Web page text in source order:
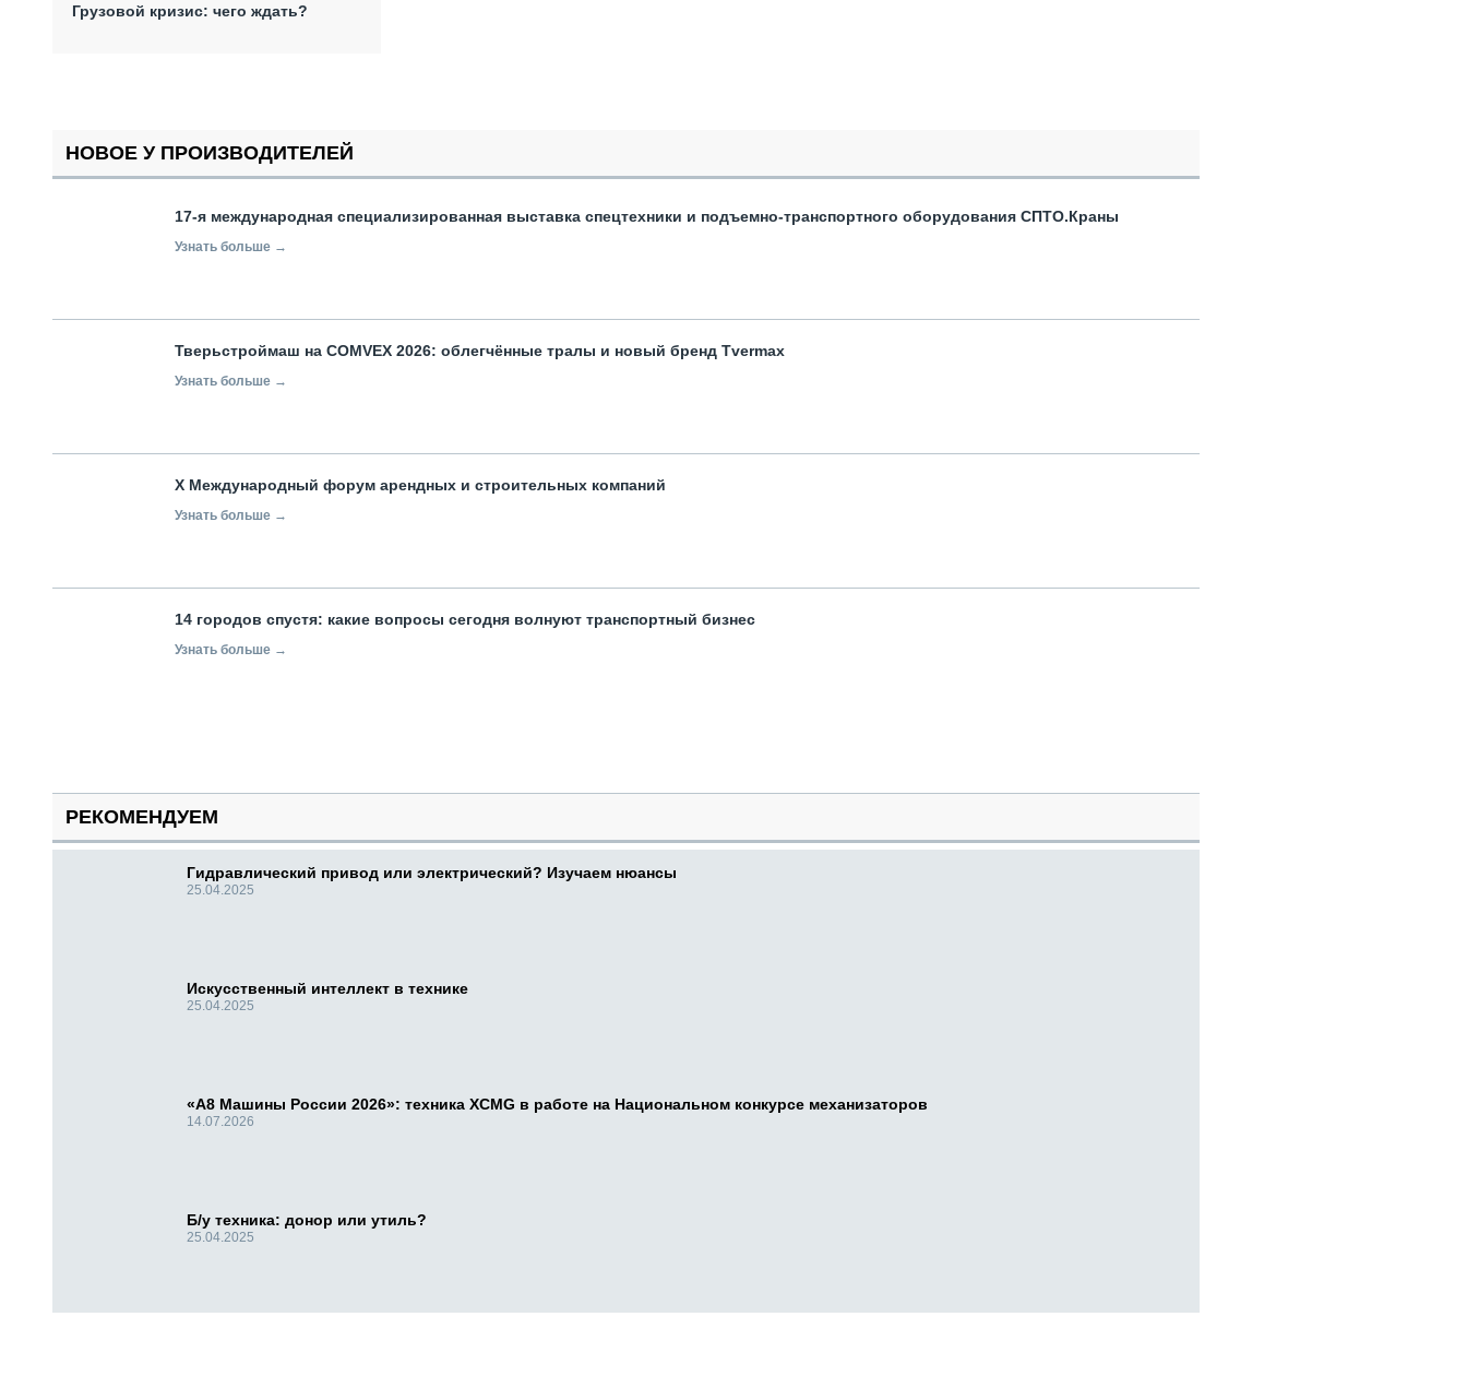
Грузовой кризис: чего ждать?
НОВОЕ У ПРОИЗВОДИТЕЛЕЙ
17-я международная специализированная выставка спецтехники и подъемно-транспортного оборудования СПТО.Краны
Узнать больше →
Тверьстроймаш на COMVEX 2026: облегчённые тралы и новый бренд Tvermax
Узнать больше →
X Международный форум арендных и строительных компаний
Узнать больше →
14 городов спустя: какие вопросы сегодня волнуют транспортный бизнес
Узнать больше →
РЕКОМЕНДУЕМ
Гидравлический привод или электрический? Изучаем нюансы
25.04.2025
Искусственный интеллект в технике
25.04.2025
«А8 Машины России 2026»: техника XCMG в работе на Национальном конкурсе механизаторов
14.07.2026
Б/у техника: донор или утиль?
25.04.2025